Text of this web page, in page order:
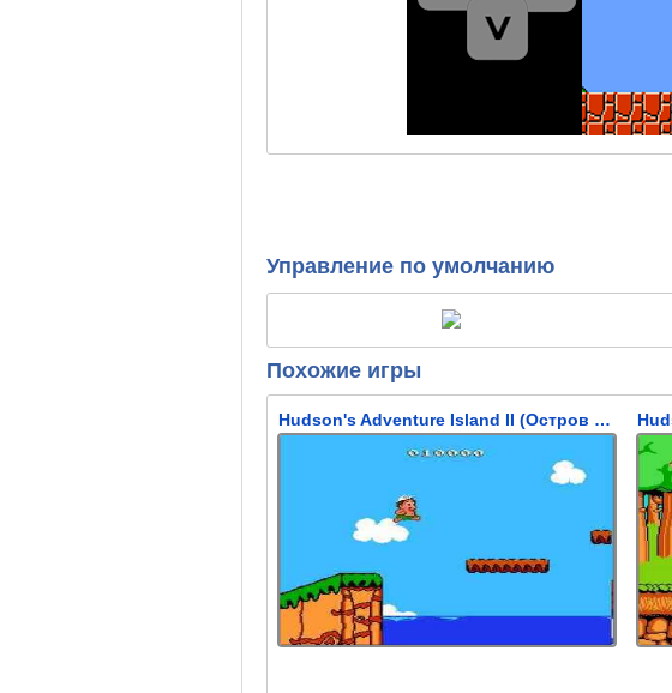
Управление по умолчанию
Похожие игры
Hudson's Adventure Island II (Остров Приключений Хадсона 2)